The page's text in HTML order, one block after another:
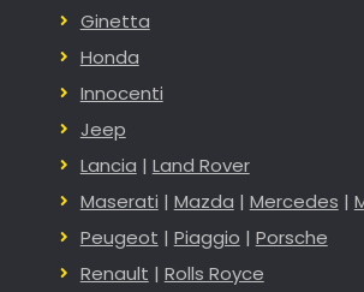
Ginetta
Honda
Innocenti
Jeep
Lancia | Land Rover
Maserati | Mazda | Mercedes |
Peugeot | Piaggio | Porsche
Renault | Rolls Royce